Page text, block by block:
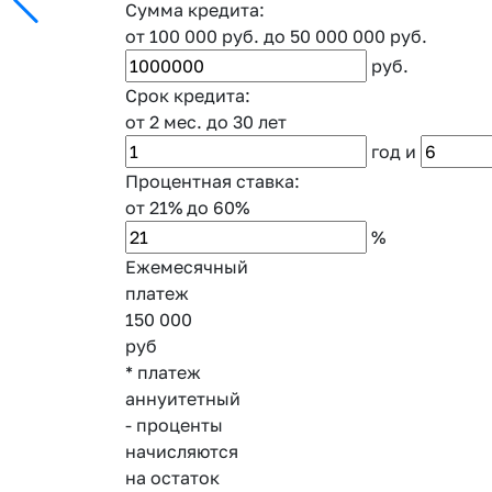
Сумма кредита:
от 100 000 руб. до 50 000 000 руб.
руб.
Срок кредита:
от 2 мес. до 30 лет
год и
Процентная ставка:
от 21% до 60%
%
Ежемесячный
платеж
150 000
руб
* платеж
аннуитетный
- проценты
начисляются
на остаток